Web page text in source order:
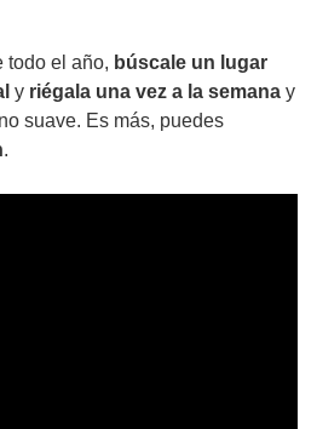
todo el año, búscale un lugar
y riégala una vez a la semana y
suave. Es más, puedes
.